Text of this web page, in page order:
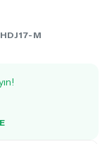
HDJ17-M